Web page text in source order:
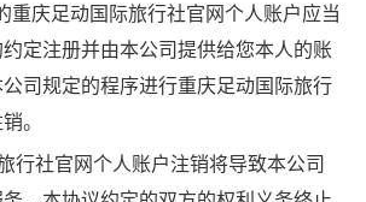
重庆足动国际旅行社官网个人账户应当
定注册并由本公司提供给您本人的账
司规定的程序进行重庆足动国际旅行
。
行社官网个人账户注销将导致本公司